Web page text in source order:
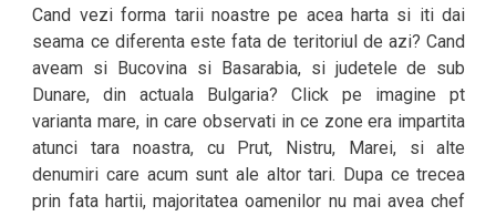
Cand vezi forma tarii noastre pe acea harta si iti dai
seama ce diferenta este fata de teritoriul de azi? Cand
aveam si Bucovina si Basarabia, si judetele de sub
Dunare, din actuala Bulgaria? Click pe imagine pt
varianta mare, in care observati in ce zone era impartita
atunci tara noastra, cu Prut, Nistru, Marei, si alte
denumiri care acum sunt ale altor tari. Dupa ce trecea
prin fata hartii, majoritatea oamenilor nu mai avea chef